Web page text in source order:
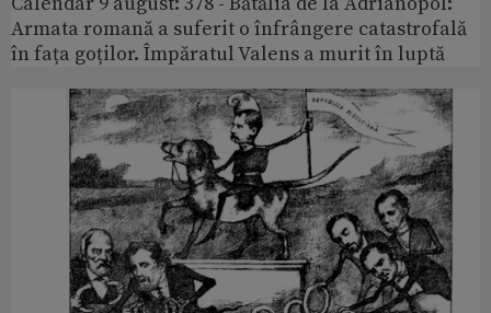
Armata romană a suferit o înfrângere catastrofală
în fața goților. Împăratul Valens a murit în luptă